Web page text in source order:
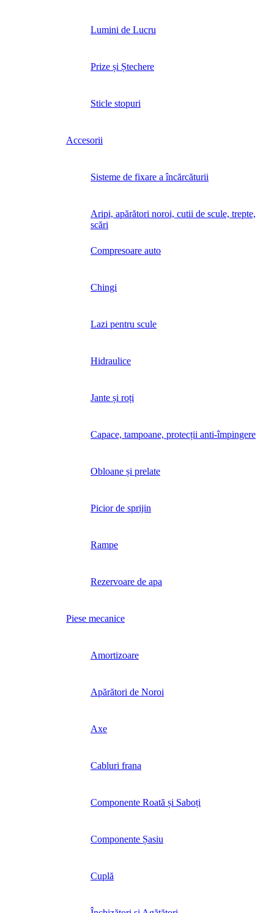
Lumini de Lucru
Prize și Ștechere
Sticle stopuri
Accesorii
Sisteme de fixare a încărcăturii
Aripi, apărători noroi, cutii de scule, trepte,
scări
Compresoare auto
Chingi
Lazi pentru scule
Hidraulice
Jante și roți
Capace, tampoane, protecții anti-împingere
Obloane și prelate
Picior de sprijin
Rampe
Rezervoare de apa
Piese mecanice
Amortizoare
Apărători de Noroi
Axe
Cabluri frana
Componente Roată și Saboți
Componente Șasiu
Cuplă